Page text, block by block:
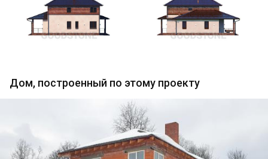
Дом, построенный по этому проекту